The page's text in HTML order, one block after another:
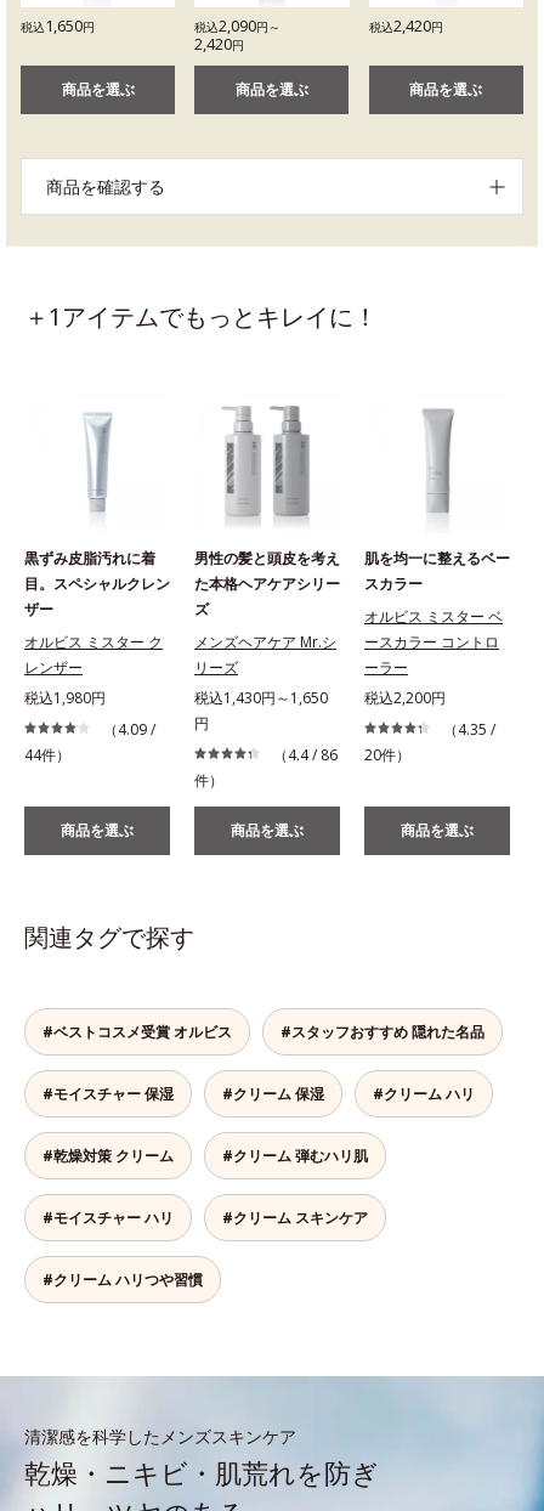
税込1,650円
商品を選ぶ
税込2,090円～
2,420円
商品を選ぶ
税込2,420円
商品を選ぶ
商品を確認する
＋1アイテムでもっとキレイに！
黒ずみ皮脂汚れに着
目。スペシャルクレン
ザー
オルビス ミスター ク
レンザー
税込1,980円
（4.09 /
44件）
商品を選ぶ
男性の髪と頭皮を考え
た本格ヘアケアシリー
ズ
メンズヘアケア Mr.シ
リーズ
税込1,430円～1,650
円
（4.4 / 86
件）
商品を選ぶ
肌を均一に整えるベー
スカラー
オルビス ミスター ベ
ースカラー コントロ
ーラー
税込2,200円
（4.35 /
20件）
商品を選ぶ
関連タグで探す
#ベストコスメ受賞 オルビス #スタッフおすすめ 隠れた名品
#モイスチャー 保湿 #クリーム 保湿 #クリーム ハリ
#乾燥対策 クリーム #クリーム 弾むハリ肌
#モイスチャー ハリ #クリーム スキンケア
#クリーム ハリつや習慣
清潔感を科学したメンズスキンケア
乾燥・ニキビ・肌荒れを防ぎ